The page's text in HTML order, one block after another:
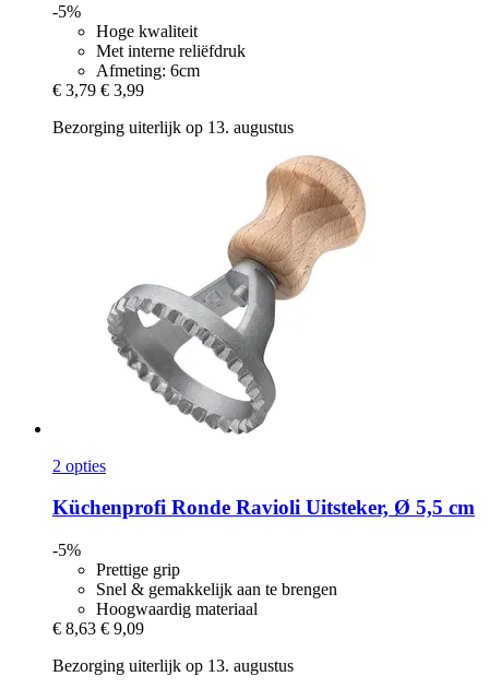
-5%
Hoge kwaliteit
Met interne reliëfdruk
Afmeting: 6cm
€ 3,79 € 3,99
Bezorging uiterlijk op 13. augustus
2 opties
Küchenprofi Ronde Ravioli Uitsteker, Ø 5,5 cm
-5%
Prettige grip
Snel & gemakkelijk aan te brengen
Hoogwaardig materiaal
€ 8,63 € 9,09
Bezorging uiterlijk op 13. augustus